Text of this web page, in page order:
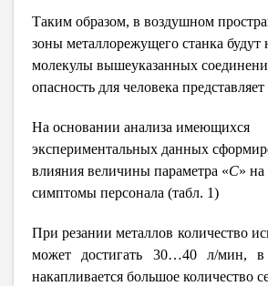
Таким образом, в воздушном
зоны металлорежущего станка будут
молекулы вышеуказанных
опасность для человека
На основании анализа имеющихся
экспериментальных данных
влияния величины параметра «С»
симптомы персонала (табл. 1)
При резании металлов количество
может достигать 30…40 л/мин, в
накапливается большое количество